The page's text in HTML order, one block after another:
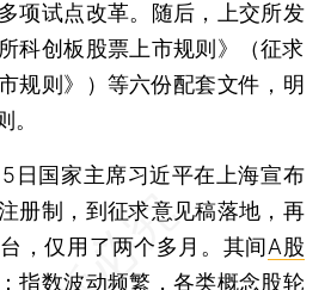
项试点改革。随后，上交所发
科创板股票上市规则》（征求
规则》）等六份配套文件，明
。
国家主席习近平在上海宣布
册制，到征求意见稿落地，再
，仅用了两个多月。其间A股
指数波动频繁，各类概念股轮